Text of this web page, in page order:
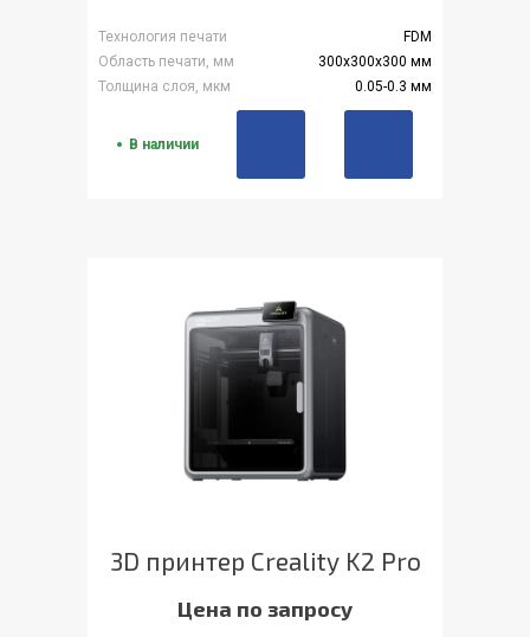
Технология печати
FDM
Область печати, мм
300x300x300 мм
Толщина слоя, мкм
0.05-0.3 мм
В наличии
3D принтер Creality K2 Pro
Цена по запросу